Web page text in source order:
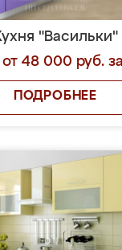
"Васильки"
48 000 руб.
ПОДРОБНЕЕ